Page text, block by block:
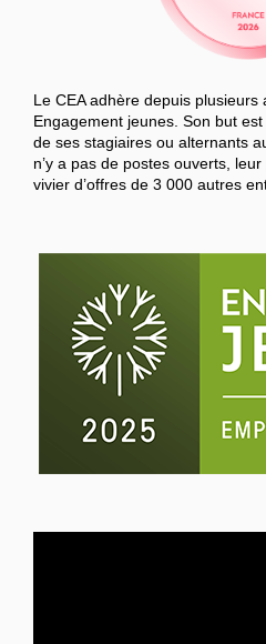
Le CEA adhère depuis
Engagement jeunes. Son but
de ses stagiaires ou alternants
n’y a pas de postes ouverts,
vivier d’offres de 3 000 autres